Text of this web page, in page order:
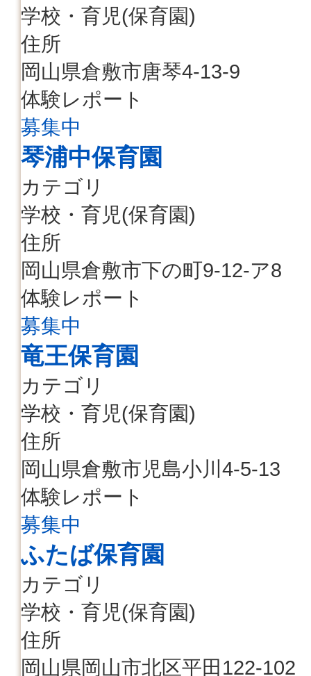
学校・育児(保育園)
住所
岡山県倉敷市唐琴4-13-9
体験レポート
募集中
琴浦中保育園
カテゴリ
学校・育児(保育園)
住所
岡山県倉敷市下の町9-12-ア8
体験レポート
募集中
竜王保育園
カテゴリ
学校・育児(保育園)
住所
岡山県倉敷市児島小川4-5-13
体験レポート
募集中
ふたば保育園
カテゴリ
学校・育児(保育園)
住所
岡山県岡山市北区平田122-102